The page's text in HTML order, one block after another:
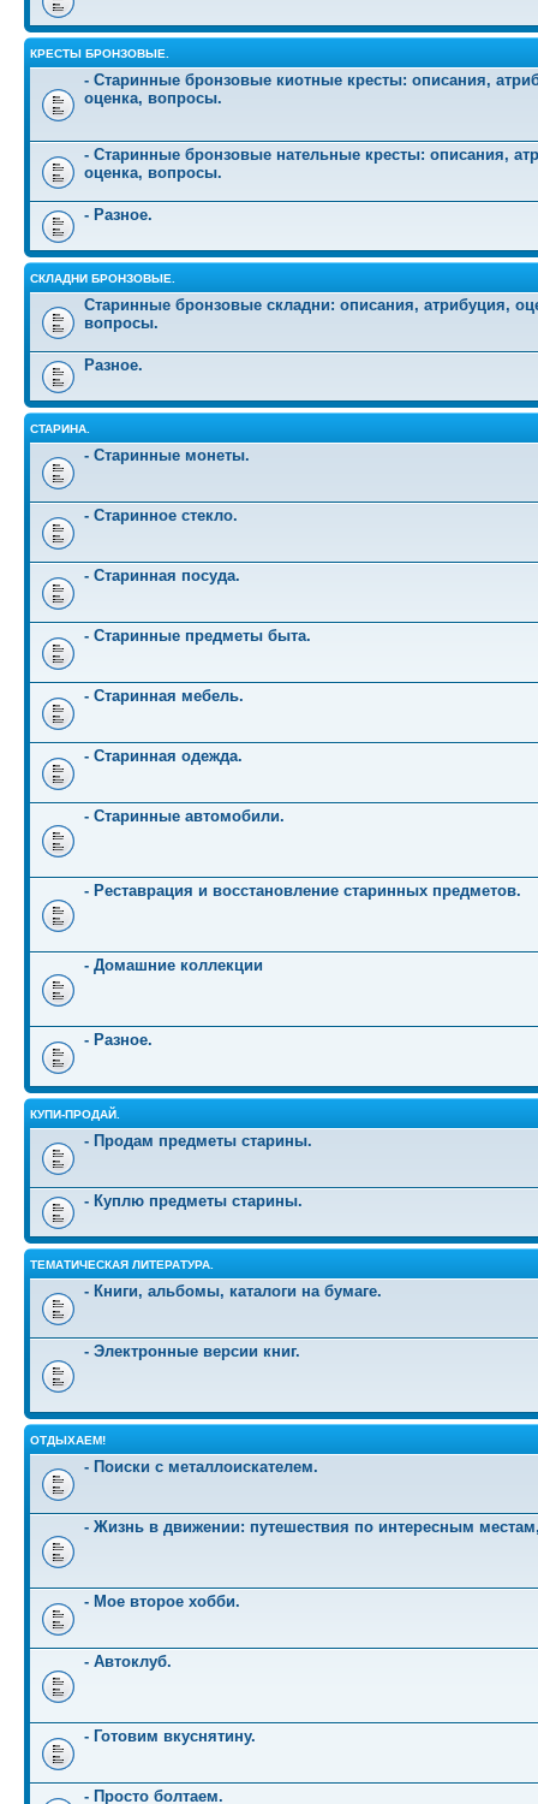
КРЕСТЫ БРОНЗОВЫЕ.
- Старинные бронзовые киотные кресты: описания,
оценка, вопросы.
- Старинные бронзовые нательные кресты: описания,
оценка, вопросы.
- Разное.
СКЛАДНИ БРОНЗОВЫЕ.
Старинные бронзовые складни: описания, атрибуция,
вопросы.
Разное.
СТАРИНА.
- Старинные монеты.
- Старинное стекло.
- Старинная посуда.
- Старинные предметы быта.
- Старинная мебель.
- Старинная одежда.
- Старинные автомобили.
- Реставрация и восстановление старинных предметов.
- Домашние коллекции
- Разное.
КУПИ-ПРОДАЙ.
- Продам предметы старины.
- Куплю предметы старины.
ТЕМАТИЧЕСКАЯ ЛИТЕРАТУРА.
- Книги, альбомы, каталоги на бумаге.
- Электронные версии книг.
ОТДЫХАЕМ!
- Поиски с металлоискателем.
- Жизнь в движении: путешествия по интересным
- Мое второе хобби.
- Автоклуб.
- Готовим вкуснятину.
- Просто болтаем.